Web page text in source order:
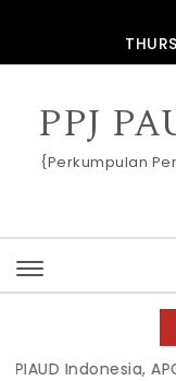
PPJ
{Perkumpulan
Indonesia,